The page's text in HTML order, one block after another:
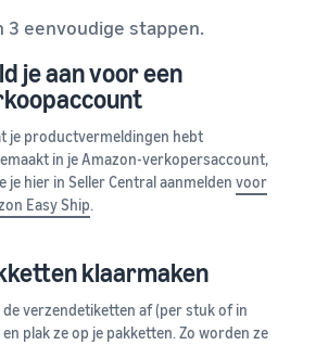
3 eenvoudige stappen.
je aan voor een
je productvermeldingen hebt
in je Amazon-verkopersaccount,
je hier in Seller Central aanmelden voor
Easy Ship.
klaarmaken
de verzendetiketten af (per stuk of in
en plak ze op je pakketten. Zo worden ze